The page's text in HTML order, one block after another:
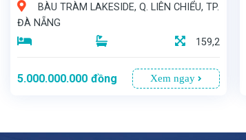
BÀU TRÀM LAKESIDE, Q. LIÊN CHIỂU, TP.
ĐÀ NẴNG
159,2
5.000.000.000 đồng Xem ngay